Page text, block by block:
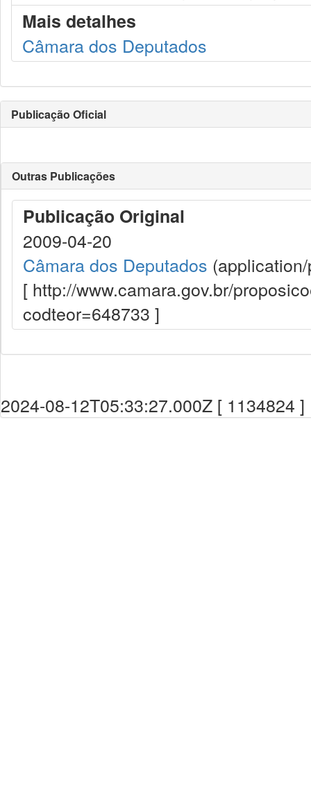
Mais detalhes
Câmara dos Deputados
Publicação Oficial
Outras Publicações
Publicação Original
2009-04-20
Câmara dos Deputados
[ http://www.camara.gov.br/
codteor=648733 ]
2024-08-12T05:33:27.000Z [ 1134824 ]